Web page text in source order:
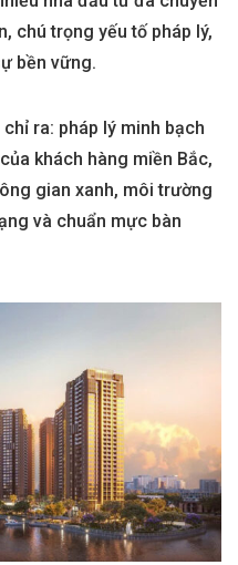
chú trọng yếu tố pháp lý,
bền vững.
ra: pháp lý minh bạch
khách hàng miền Bắc,
gian xanh, môi trường
và chuẩn mực bàn